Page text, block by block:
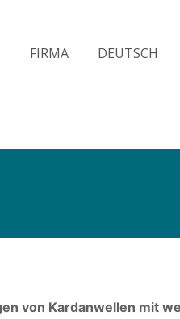
FIRMA DEUTSCH
von Kardanwellen mit